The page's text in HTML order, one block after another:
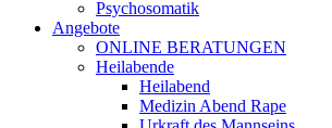
Psychosomatik
Angebote
ONLINE BERATUNGEN
Heilabende
Heilabend
Medizin Abend Rape